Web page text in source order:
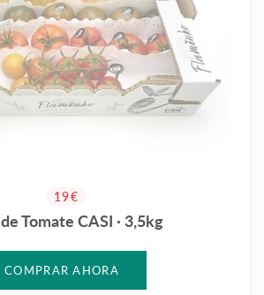
Tomate CASI · 3,5kg
PRECIO HABITUAL
19€